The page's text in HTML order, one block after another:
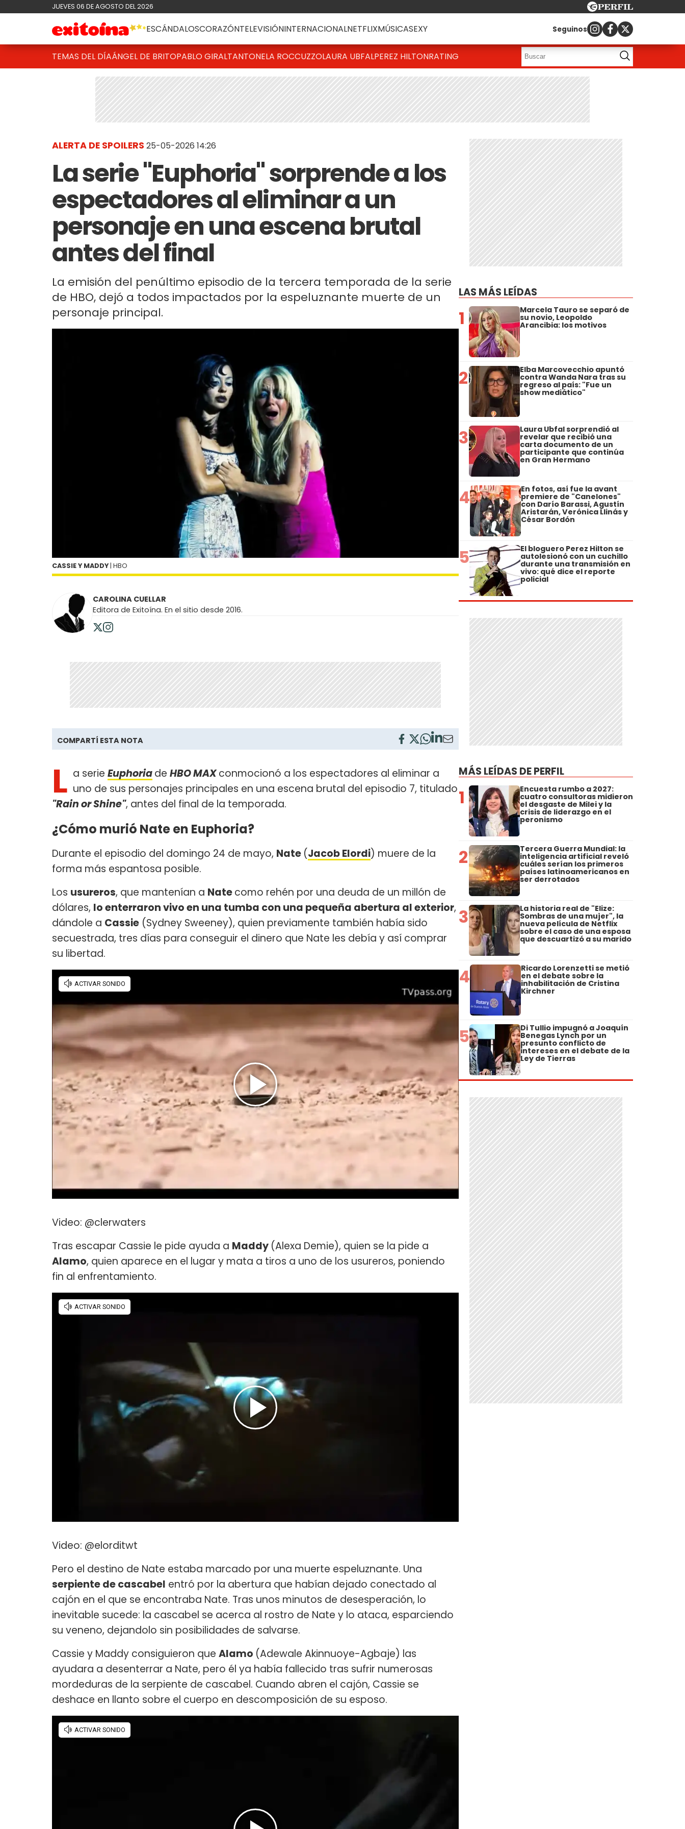
JUEVES 06 DE AGOSTO DEL 2026
ESCÁNDALOSCORAZÓNTELEVISIÓNINTERNACIONALNETFLIXMÚSICASEXY Seguinos
TEMAS DEL DÍAÁNGEL DE BRITOPABLO GIRALTANTONELA ROCCUZZOLAURA UBFALPEREZ HILTONRATING
ALERTA DE SPOILERS 25-05-2026 14:26
La serie "Euphoria" sorprende a los
espectadores al eliminar a un
personaje en una escena brutal
antes del final
La emisión del penúltimo episodio de la tercera temporada de la serie
de HBO, dejó a todos impactados por la espeluznante muerte de un
personaje principal.
CASSIE Y MADDY| HBO
CAROLINA CUELLAR
Editora de Exitoína. En el sitio desde 2016.
COMPARTÍ ESTA NOTA
L a serie Euphoriade HBO MAXconmocionó a los espectadores al eliminar a
uno de sus personajes principales en una escena brutal del episodio 7, titulado
"Rain or Shine", antes del final de la temporada.
¿Cómo murió Nate en Euphoria?
Durante el episodio del domingo 24 de mayo, Nate (Jacob Elordi) muere de la
forma más espantosa posible.
Los usureros, que mantenían a Natecomo rehén por una deuda de un millón de
dólares, lo enterraron vivo en una tumba con una pequeña abertura al exterior,
dándole a Cassie (Sydney Sweeney), quien previamente también había sido
secuestrada, tres días para conseguir el dinero que Nate les debía y así comprar
su libertad.
Video: @clerwaters
Tras escapar Cassie le pide ayuda a Maddy (Alexa Demie), quien se la pide a
Alamo, quien aparece en el lugar y mata a tiros a uno de los usureros, poniendo
fin al enfrentamiento.
Video: @elorditwt
Pero el destino de Nate estaba marcado por una muerte espeluznante. Una
serpiente de cascabel entró por la abertura que habían dejado conectado al
cajón en el que se encontraba Nate. Tras unos minutos de desesperación, lo
inevitable sucede: la cascabel se acerca al rostro de Nate y lo ataca, esparciendo
su veneno, dejandolo sin posibilidades de salvarse.
Cassie y Maddy consiguieron que Alamo (Adewale Akinnuoye-Agbaje) las
ayudara a desenterrar a Nate, pero él ya había fallecido tras sufrir numerosas
mordeduras de la serpiente de cascabel. Cuando abren el cajón, Cassie se
deshace en llanto sobre el cuerpo en descomposición de su esposo.
LAS MÁS LEÍDAS
1 Marcela Tauro se separó de
su novio, Leopoldo
Arancibia: los motivos
2 Elba Marcovecchio apuntó
contra Wanda Nara tras su
regreso al país: "Fue un
show mediático"
3 Laura Ubfal sorprendió al
revelar que recibió una
carta documento de un
participante que continúa
en Gran Hermano
4 En fotos, así fue la avant
premiere de "Canelones"
con Darío Barassi, Agustín
Aristarán, Verónica Llinás y
César Bordón
5 El bloguero Perez Hilton se
autolesionó con un cuchillo
durante una transmisión en
vivo: qué dice el reporte
policial
MÁS LEÍDAS DE PERFIL
1 Encuesta rumbo a 2027:
cuatro consultoras midieron
el desgaste de Milei y la
crisis de liderazgo en el
peronismo
2 Tercera Guerra Mundial: la
inteligencia artificial reveló
cuáles serían los primeros
países latinoamericanos en
ser derrotados
3 La historia real de "Elize:
Sombras de una mujer", la
nueva película de Netflix
sobre el caso de una esposa
que descuartizó a su marido
4 Ricardo Lorenzetti se metió
en el debate sobre la
inhabilitación de Cristina
Kirchner
5 Di Tullio impugnó a Joaquín
Benegas Lynch por un
presunto conflicto de
intereses en el debate de la
Ley de Tierras